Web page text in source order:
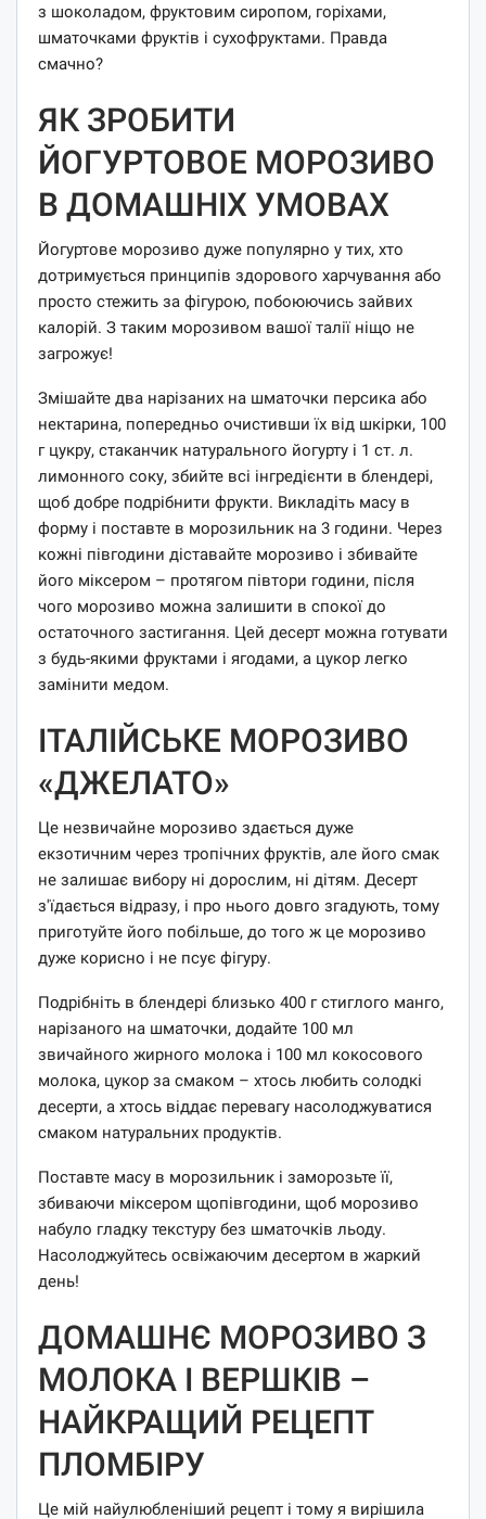
з шоколадом, фруктовим сиропом, горіхами,
шматочками фруктів і сухофруктами. Правда
смачно?
ЯК ЗРОБИТИ
ЙОГУРТОВОЕ МОРОЗИВО
В ДОМАШНІХ УМОВАХ
Йогуртове морозиво дуже популярно у тих, хто
дотримується принципів здорового харчування або
просто стежить за фігурою, побоюючись зайвих
калорій. З таким морозивом вашої талії ніщо не
загрожує!
Змішайте два нарізаних на шматочки персика або
нектарина, попередньо очистивши їх від шкірки, 100
г цукру, стаканчик натурального йогурту і 1 ст. л.
лимонного соку, збийте всі інгредієнти в блендері,
щоб добре подрібнити фрукти. Викладіть масу в
форму і поставте в морозильник на 3 години. Через
кожні півгодини діставайте морозиво і збивайте
його міксером – протягом півтори години, після
чого морозиво можна залишити в спокої до
остаточного застигання. Цей десерт можна готувати
з будь-якими фруктами і ягодами, а цукор легко
замінити медом.
ІТАЛІЙСЬКЕ МОРОЗИВО
«ДЖЕЛАТО»
Це незвичайне морозиво здається дуже
екзотичним через тропічних фруктів, але його смак
не залишає вибору ні дорослим, ні дітям. Десерт
з'їдається відразу, і про нього довго згадують, тому
приготуйте його побільше, до того ж це морозиво
дуже корисно і не псує фігуру.
Подрібніть в блендері близько 400 г стиглого манго,
нарізаного на шматочки, додайте 100 мл
звичайного жирного молока і 100 мл кокосового
молока, цукор за смаком – хтось любить солодкі
десерти, а хтось віддає перевагу насолоджуватися
смаком натуральних продуктів.
Поставте масу в морозильник і заморозьте її,
збиваючи міксером щопівгодини, щоб морозиво
набуло гладку текстуру без шматочків льоду.
Насолоджуйтесь освіжаючим десертом в жаркий
день!
ДОМАШНЄ МОРОЗИВО З
МОЛОКА І ВЕРШКІВ –
НАЙКРАЩИЙ РЕЦЕПТ
ПЛОМБІРУ
Це мій найулюбленіший рецепт і тому я вирішила